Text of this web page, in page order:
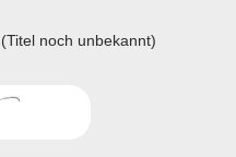
noch unbekannt)